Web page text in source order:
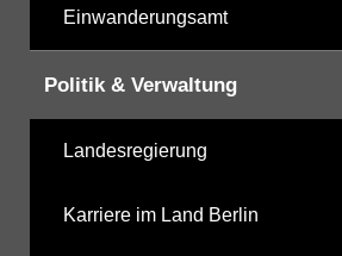
Einwanderungsamt
Politik & Verwaltung
Landesregierung
Karriere im Land Berlin